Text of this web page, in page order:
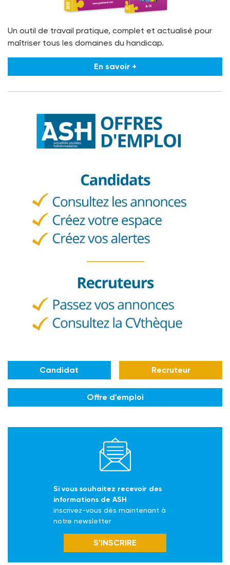
Un outil de travail pratique, complet et actualisé pour
maîtriser tous les domaines du handicap.
En savoir +
Candidat Recruteur
Offre d'emploi
Si vous souhaitez recevoir des
informations de ASH
inscrivez-vous dès maintenant à
notre newsletter
S’INSCRIRE